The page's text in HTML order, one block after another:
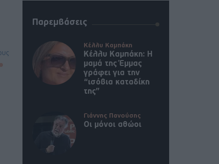
Παρεμβάσεις
Κέλλυ Καμπάκη
Κέλλυ Καμπάκη: Η
μαμά της Έμμας
γράφει για την
“ισόβια καταδίκη
της”
Γιάννης Πανούσης
Οι μόνοι αθώοι